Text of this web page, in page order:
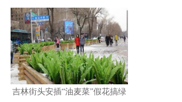
吉林街头安插“油麦菜”假花搞绿